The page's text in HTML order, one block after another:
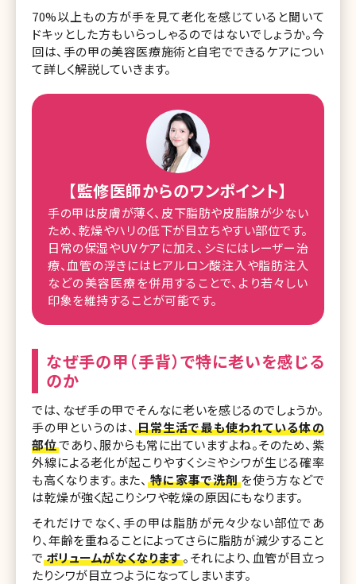
70%以上もの方が手を見て老化を感じていると聞いて
ドキッとした方もいらっしゃるのではないでしょうか。今
回は、手の甲の美容医療施術と自宅でできるケアについ
て詳しく解説していきます。
【監修医師からのワンポイント】
手の甲は皮膚が薄く、皮下脂肪や皮脂腺が少ない
ため、乾燥やハリの低下が目立ちやすい部位です。
日常の保湿やUVケアに加え、シミにはレーザー治
療、血管の浮きにはヒアルロン酸注入や脂肪注入
などの美容医療を併用することで、より若々しい
印象を維持することが可能です。
なぜ手の甲（手背）で特に老いを感じる
のか
では、なぜ手の甲でそんなに老いを感じるのでしょうか。
手の甲というのは、 日常生活で最も使われている体の
部位であり、服からも常に出ていますよね。そのため、紫
外線による老化が起こりやすくシミやシワが生じる確率
も高くなります。また、特に家事で洗剤を使う方などで
は乾燥が強く起こりシワや乾燥の原因にもなります。
それだけでなく、手の甲は脂肪が元々少ない部位であ
り、年齢を重ねることによってさらに脂肪が減少すること
で ボリュームがなくなります。それにより、血管が目立っ
たりシワが目立つようになってしまいます。